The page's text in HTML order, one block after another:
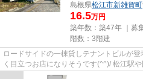
島根県松江市新雑賀町
16.5万円
築年数：築47年 ｜募
階数：3階建
ロードサイドの一棟貸しテナントビルが
く目立つお店になりそうです(^^)/ 松江駅
です。 事務所でも良し！店...